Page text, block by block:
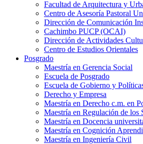
Facultad de Arquitectura y
Centro de Asesoría Pastoral
Dirección de Comunicación
Cachimbo PUCP (OCAI)
Dirección de Actividades
Centro de Estudios Orientales
Posgrado
Maestría en Gerencia Social
Escuela de Posgrado
Escuela de Gobierno y
Derecho y Empresa
Maestría en Derecho c.m. en
Maestría en Regulación de los
Maestría en Docencia
Maestría en Cognición
Maestría en Ingeniería Civil